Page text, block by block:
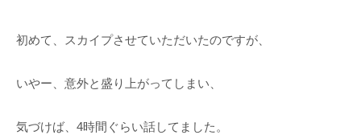
初めて、スカイプさせていただいたのですが、
いやー、意外と盛り上がってしまい、
気づけば、4時間ぐらい話してました。